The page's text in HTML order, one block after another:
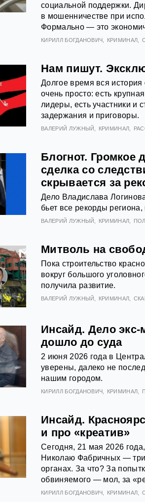
социальной поддержки.
в мошенничестве при
Формально — это
КИРИЛЛ БОГДАНОВИЧ КРИМИНАЛ
Нам пишут.
Долгое время вся
очень просто: есть
лидеры, есть участники и
задержания и приговоры.
ВАЛЕРИЙ ЛУЖНЫЙ КРИМИНАЛ
Блогнот. Громкое
сделка со
скрывается за
Дело Владислава
бьет все рекорды
ВАЛЕРИЙ ЛУЖНЫЙ КРИМИНАЛ
Митволь на
Пока строительство
вокруг большого
получила развитие.
ВАЛЕРИЙ ЛУЖНЫЙ КРИМИНАЛ
Инсайд. Дело экс-
дошло до суда
2 июня 2026 года в
уверены, далеко не
нашим городом.
КИРИЛЛ БОГДАНОВИЧ КРИМИНАЛ
Инсайд.
и про «креатив»
Сегодня, 21 мая 2026
Николаю Фабричных — три
органах. За что? За
обвиняемого — мол, за
КИРИЛЛ БОГДАНОВИЧ КРИМИНАЛ